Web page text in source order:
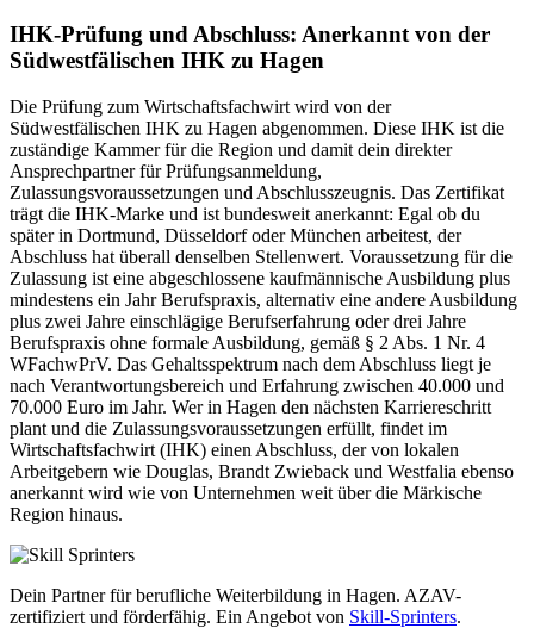
IHK-Prüfung und Abschluss: Anerkannt von der
Südwestfälischen IHK zu Hagen
Die Prüfung zum Wirtschaftsfachwirt wird von der
Südwestfälischen IHK zu Hagen abgenommen. Diese IHK ist die
zuständige Kammer für die Region und damit dein direkter
Ansprechpartner für Prüfungsanmeldung,
Zulassungsvoraussetzungen und Abschlusszeugnis. Das Zertifikat
trägt die IHK-Marke und ist bundesweit anerkannt: Egal ob du
später in Dortmund, Düsseldorf oder München arbeitest, der
Abschluss hat überall denselben Stellenwert. Voraussetzung für die
Zulassung ist eine abgeschlossene kaufmännische Ausbildung plus
mindestens ein Jahr Berufspraxis, alternativ eine andere Ausbildung
plus zwei Jahre einschlägige Berufserfahrung oder drei Jahre
Berufspraxis ohne formale Ausbildung, gemäß § 2 Abs. 1 Nr. 4
WFachwPrV. Das Gehaltsspektrum nach dem Abschluss liegt je
nach Verantwortungsbereich und Erfahrung zwischen 40.000 und
70.000 Euro im Jahr. Wer in Hagen den nächsten Karriereschritt
plant und die Zulassungsvoraussetzungen erfüllt, findet im
Wirtschaftsfachwirt (IHK) einen Abschluss, der von lokalen
Arbeitgebern wie Douglas, Brandt Zwieback und Westfalia ebenso
anerkannt wird wie von Unternehmen weit über die Märkische
Region hinaus.
Dein Partner für berufliche Weiterbildung in Hagen. AZAV-
zertifiziert und förderfähig. Ein Angebot von Skill-Sprinters.